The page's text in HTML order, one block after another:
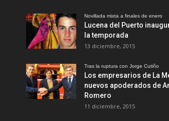
Novillada mixta a finales de enero
Lucena del Puerto
la temporada
13 diciembre, 2015
Tras la ruptura con Jorge Cutiño
Los empresarios de La
nuevos apoderados de
Romero
11 diciembre, 2015